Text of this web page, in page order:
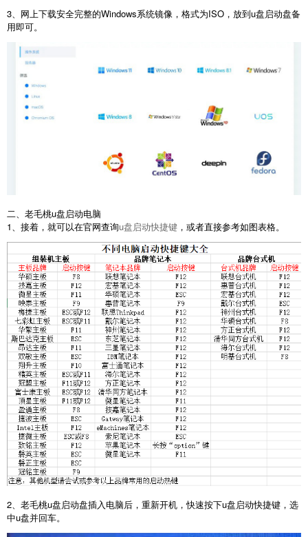
3、网上下载安全完整的Windows系统镜像，格式为ISO，放到u盘启动盘备
用即可。
二、老毛桃u盘启动电脑
1、接着，就可以在官网查询u盘启动快捷键 ，或者直接参考如图表格。
2、老毛桃u盘启动盘插入电脑后，重新开机，快速按下u盘启动快捷键，选
中u盘并回车。